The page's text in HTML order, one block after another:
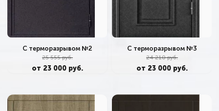
С терморазрывом №2
25 555 руб.
от 23 000 руб.
С терморазрывом №3
24 210 руб.
от 23 000 руб.